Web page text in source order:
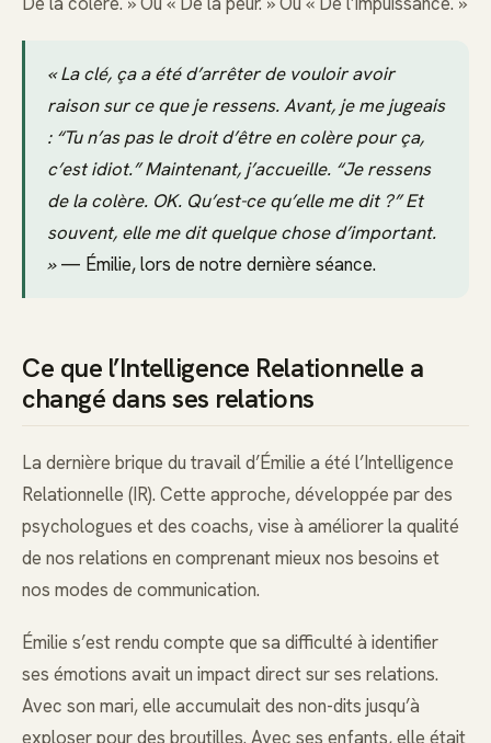
« La clé, ça a été d’arrêter de vouloir avoir
raison sur ce que je ressens. Avant, je me jugeais
: “Tu n’as pas le droit d’être en colère pour ça,
c’est idiot.” Maintenant, j’accueille. “Je ressens
de la colère. OK. Qu’est-ce qu’elle me dit ?” Et
souvent, elle me dit quelque chose d’important.
»— Émilie, lors de notre dernière séance.
Ce que l’Intelligence Relationnelle a
changé dans ses relations
La dernière brique du travail d’Émilie a été l’Intelligence
Relationnelle (IR). Cette approche, développée par des
psychologues et des coachs, vise à améliorer la qualité
de nos relations en comprenant mieux nos besoins et
nos modes de communication.
Émilie s’est rendu compte que sa difficulté à identifier
ses émotions avait un impact direct sur ses relations.
Avec son mari, elle accumulait des non-dits jusqu’à
exploser pour des broutilles. Avec ses enfants, elle était